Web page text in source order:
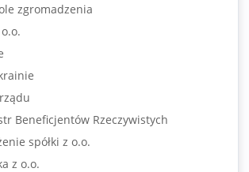
zgromadzenia
Beneficjentów Rzeczywistych
spółki z o.o.
z o.o.